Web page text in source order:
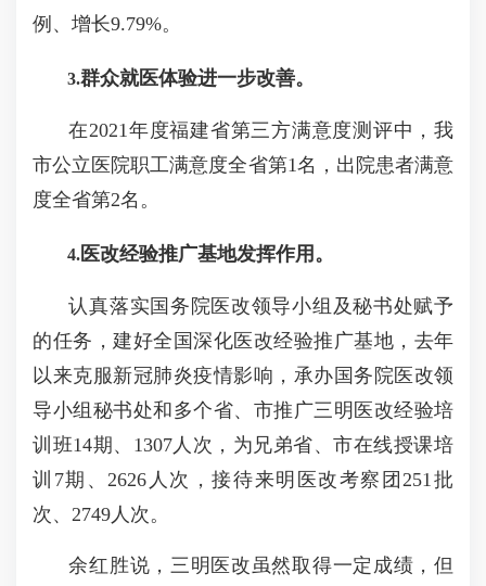
例、增长9.79%。
3.群众就医体验进一步改善。
在2021 年度福建省第三方满意度测评中，我
市公立医院职工满意度全省第1名，出院患者满意
度全省第2名。
4.医改经验推广基地发挥作用。
认真落实国务院医改领导小组及秘书处赋予
的任务，建好全国深化医改经验推广基地，去年
以来克服新冠肺炎疫情影响，承办国务院医改领
导小组秘书处和多个省、市推广三明医改经验培
训班14期、 1307人次，为兄弟省、市在线授课培
训 7期、 2626 人次，接待来明医改考察团 251 批
次、 2749 人次。
余红胜说，三明医改虽然取得一定成绩，但